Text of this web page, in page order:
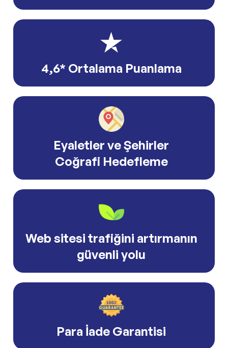
4,6* Ortalama Puanlama
Eyaletler ve Şehirler
Coğrafi Hedefleme
Web sitesi trafiğini artırmanın
güvenli yolu
Para İade Garantisi